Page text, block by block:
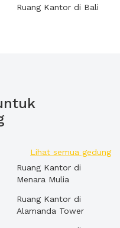
Ruang Kantor di Bali
Lihat semua gedung
Ruang Kantor di
Menara Mulia
Ruang Kantor di
Alamanda Tower